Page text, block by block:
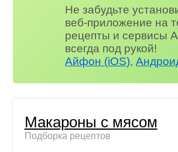
Не забудьте
веб-приложение на
рецепты и сервисы
всегда под рукой!
Айфон (iOS),
Макароны с мясом
Подборка рецептов